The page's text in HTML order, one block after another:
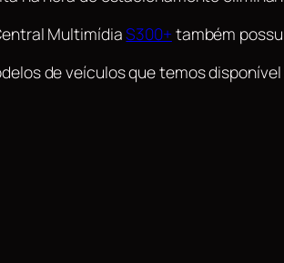
MultimídiaS300+ também
de veículos que temos